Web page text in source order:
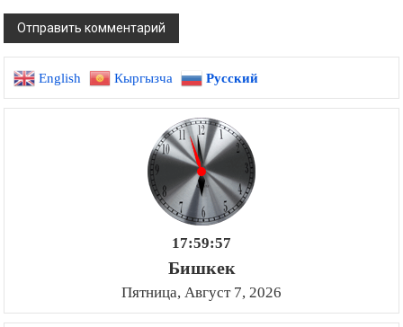
English Кыргызча Русский
17:59:58
Бишкек
Пятница, Август 7, 2026